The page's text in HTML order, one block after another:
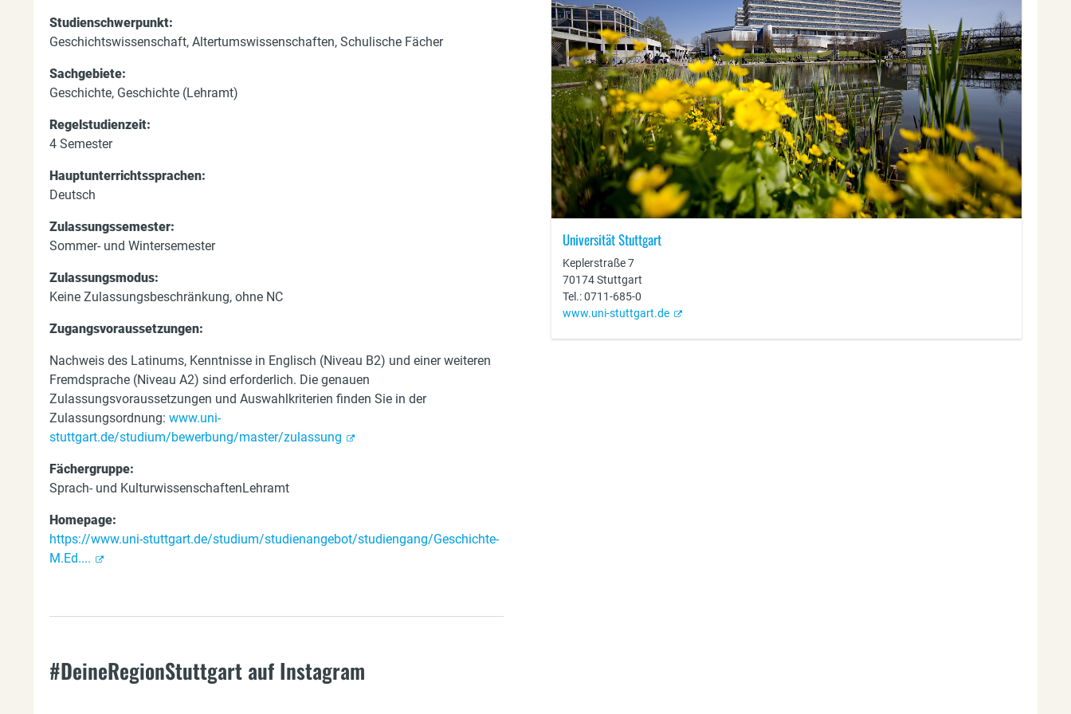
h
i
e
r
Studienschwerpunkt:
Geschichtswissenschaft, Altertumswissenschaften, Schulische Fächer
Sachgebiete:
Geschichte, Geschichte (Lehramt)
Regelstudienzeit:
4 Semester
Hauptunterrichtssprachen:
Deutsch
Zulassungssemester:
Sommer- und Wintersemester
Zulassungsmodus:
Keine Zulassungsbeschränkung, ohne NC
Zugangsvoraussetzungen:
Nachweis des Latinums, Kenntnisse in Englisch (Niveau B2) und einer weiteren
Fremdsprache (Niveau A2) sind erforderlich. Die genauen
Zulassungsvoraussetzungen und Auswahlkriterien finden Sie in der
Zulassungsordnung: www.uni-
stuttgart.de/studium/bewerbung/master/zulassung
Fächergruppe:
Sprach- und KulturwissenschaftenLehramt
Homepage:
https://www.uni-stuttgart.de/studium/studienangebot/studiengang/Geschichte-
M.Ed....
Universität Stuttgart
Keplerstraße 7
70174 Stuttgart
Tel.:0711-685-0
www.uni-stuttgart.de
#DeineRegionStuttgart auf Instagram